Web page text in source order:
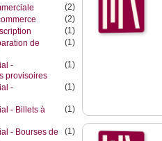
(2)
(2)
(1)
de
(1)
-
provisoires
(1)
-
(1)
- Billets à
(1)
- Bourses de
(1)